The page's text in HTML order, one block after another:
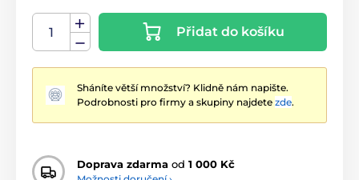
Přidat do košíku
Sháníte větší množství? Klidně nám napište.
Podrobnosti pro firmy a skupiny najdete zde.
Doprava zdarma od 1 000 Kč